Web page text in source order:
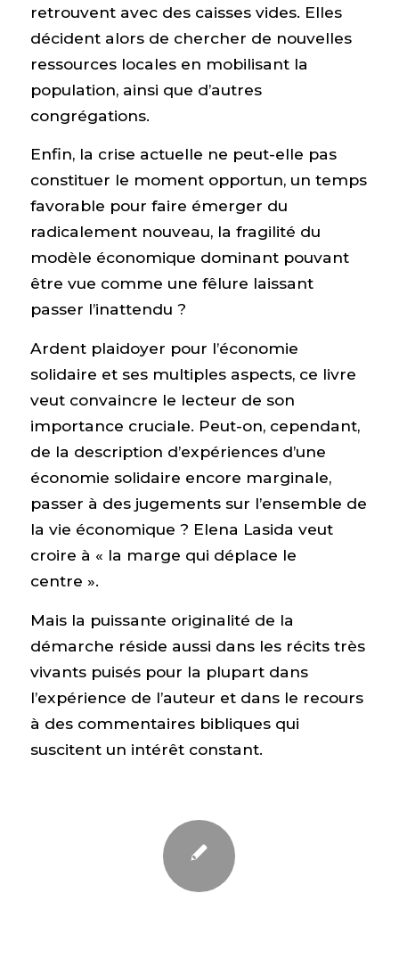
retrouvent avec des caisses vides. Elles
décident alors de chercher de nouvelles
ressources locales en mobilisant la
population, ainsi que d’autres
congrégations.
Enfin, la crise actuelle ne peut-elle pas
constituer le moment opportun, un temps
favorable pour faire émerger du
radicalement nouveau, la fragilité du
modèle économique dominant pouvant
être vue comme une fêlure laissant
passer l’inattendu ?
Ardent plaidoyer pour l’économie
solidaire et ses multiples aspects, ce livre
veut convaincre le lecteur de son
importance cruciale. Peut-on, cependant,
de la description d’expériences d’une
économie solidaire encore marginale,
passer à des jugements sur l’ensemble de
la vie économique ? Elena Lasida veut
croire à « la marge qui déplace le
centre ».
Mais la puissante originalité de la
démarche réside aussi dans les récits très
vivants puisés pour la plupart dans
l’expérience de l’auteur et dans le recours
à des commentaires bibliques qui
suscitent un intérêt constant.